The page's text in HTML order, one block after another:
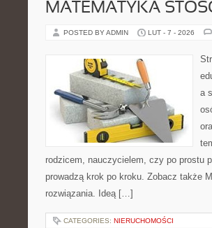
MATEMATYKA
POSTED BY ADMIN LUT - 7 - 2026
a
rodzicem, nauczycielem, czy po prostu
prowadzą krok po kroku. Zobacz także
rozwiązania. Ideą […]
CATEGORIES: NIERUCHOMOŚCI